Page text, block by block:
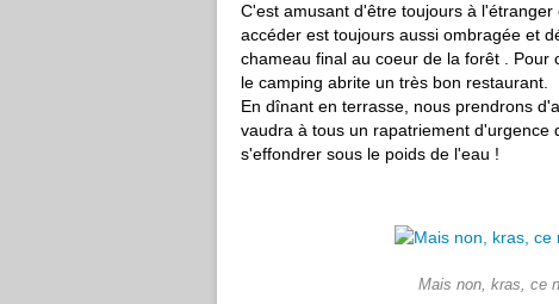
C'est amusant d'être toujours à
accéder est toujours aussi ombragée et
chameau final au coeur de la forêt .
le camping abrite un très bon restaurant.
En dînant en terrasse, nous prendrons
vaudra à tous un rapatriement d'urgence
s'effondrer sous le poids de l'eau !
Mais non, kras, ce